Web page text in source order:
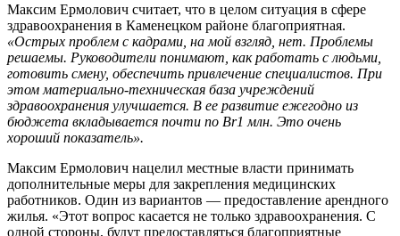
Максим Ермолович считает, что в целом ситуация в сфере
здравоохранения в Каменецком районе благоприятная.
«Острых проблем с кадрами, на мой взгляд, нет. Проблемы
решаемы. Руководители понимают, как работать с людьми,
готовить смену, обеспечить привлечение специалистов. При
этом материально-техническая база учреждений
здравоохранения улучшается. В ее развитие ежегодно из
бюджета вкладывается почти по Br1 млн. Это очень
хороший показатель».
Максим Ермолович нацелил местные власти принимать
дополнительные меры для закрепления медицинских
работников. Один из вариантов — предоставление арендного
жилья. «Этот вопрос касается не только здравоохранения. С
одной стороны, будут предоставляться благоприятные